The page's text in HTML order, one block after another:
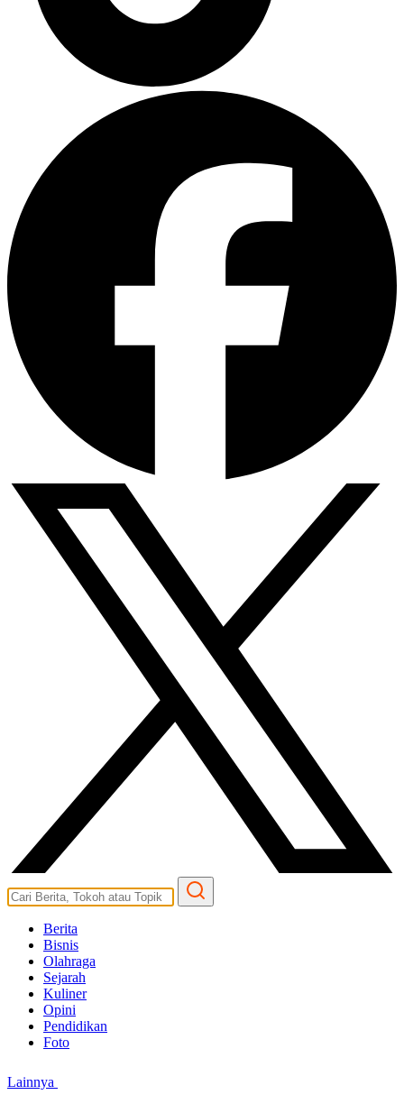
Berita
Bisnis
Olahraga
Sejarah
Kuliner
Opini
Pendidikan
Foto
Lainnya